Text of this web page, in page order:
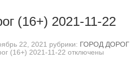
(16+) 2021-11-22
22, 2021 рубрики: ГОРОД ДОРОГ
(16+) 2021-11-22 отключены